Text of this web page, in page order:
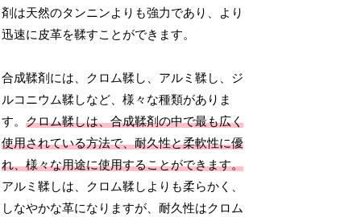
剤は天然のタンニンよりも強力であり、より
迅速に皮革を鞣すことができます。
合成鞣剤には、クロム鞣し、アルミ鞣し、ジ
ルコニウム鞣しなど、様々な種類がありま
す。クロム鞣しは、合成鞣剤の中で最も広く
使用されている方法で、耐久性と柔軟性に優
れ、様々な用途に使用することができます。
アルミ鞣しは、クロム鞣しよりも柔らかく、
しなやかな革になりますが、耐久性はクロム